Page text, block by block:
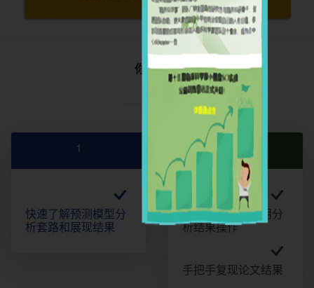
你将习得
1
快速了解预测模型分
析套路和展现结果
掌握预测模型常用分
析结果操作
手把手复现论文结果